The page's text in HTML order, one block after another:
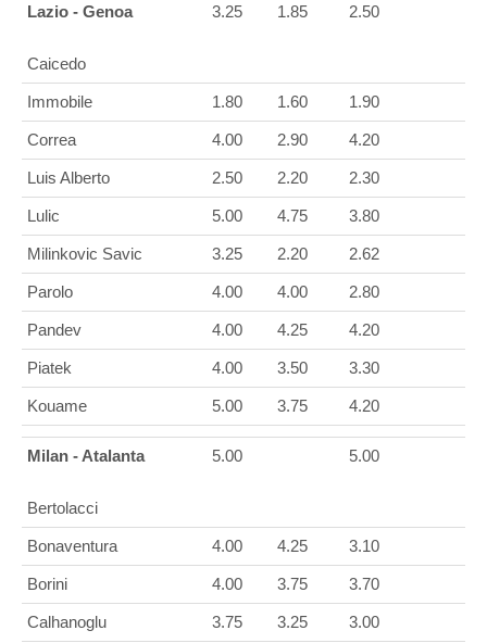
Lazio - Genoa
Caicedo
3.25 1.85 2.50
Immobile 1.80 1.60 1.90
Correa 4.00 2.90 4.20
Luis Alberto 2.50 2.20 2.30
Lulic 5.00 4.75 3.80
Milinkovic Savic 3.25 2.20 2.62
Parolo 4.00 4.00 2.80
Pandev 4.00 4.25 4.20
Piatek 4.00 3.50 3.30
Kouame 5.00 3.75 4.20
Milan - Atalanta
Bertolacci
5.00 5.00
Bonaventura 4.00 4.25 3.10
Borini 4.00 3.75 3.70
Calhanoglu 3.75 3.25 3.00